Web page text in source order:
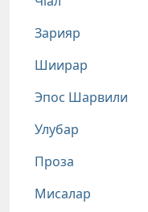
Зарияр
Шиирар
Эпос Шарвили
Улубар
Проза
Мисалар